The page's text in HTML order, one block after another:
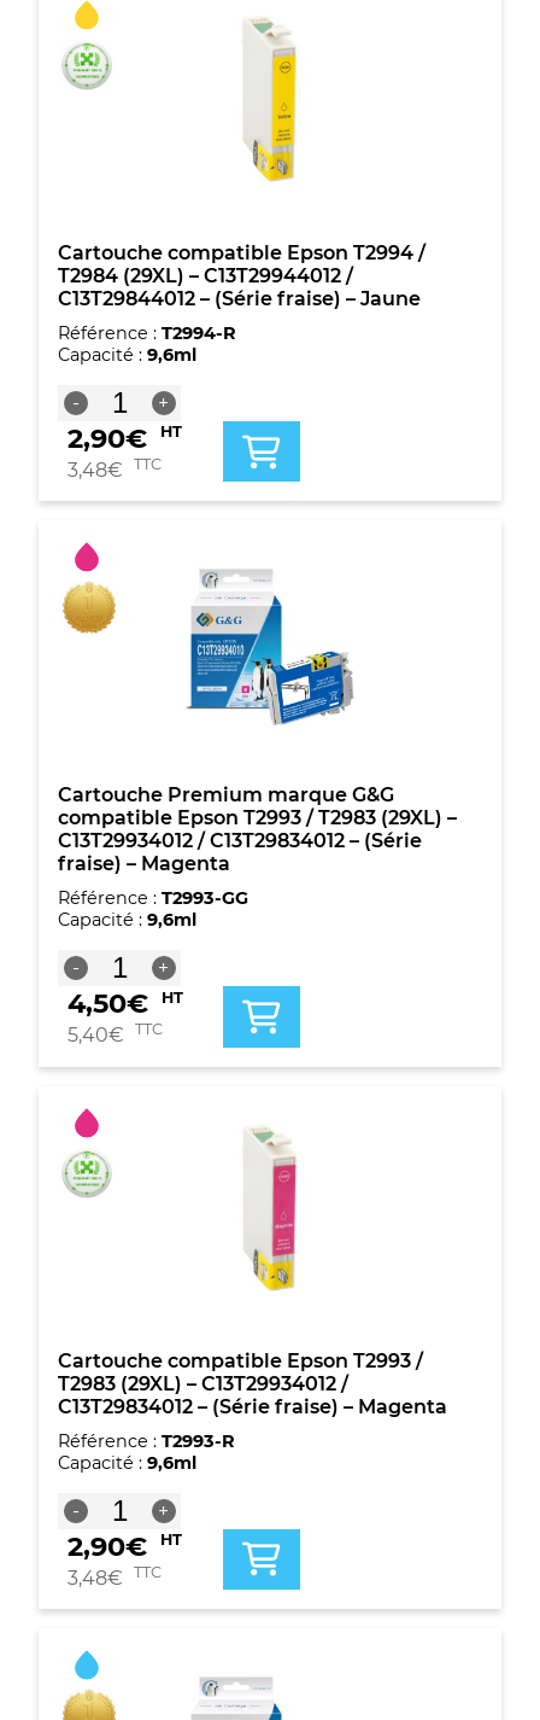
Epson
T2994
/
T2984
(Série
fraise)
-
Jaune
Cartouche compatible Epson T2994 /
T2984 (29XL) – C13T29944012 /
C13T29844012 – (Série fraise) – Jaune
Référence : T2994-R
Capacité : 9,6ml
-
quantité
de
Cartouche
compatible
T2994
T2984
(29XL)
-
C13T29944012
C13T29844012
Jaune
+
2,90€ HT
3,48€ TTC
Cartouche Premium marque G&G
compatible Epson T2993 / T2983 (29XL) –
C13T29934012 / C13T29834012 – (Série
fraise) – Magenta
Référence : T2993-GG
Capacité : 9,6ml
-
quantité
de
Cartouche
Premium
G&G
Epson
T2993
/
T2983
(Série
fraise)
-
Magenta
+
4,50€ HT
5,40€ TTC
Cartouche compatible Epson T2993 /
T2983 (29XL) – C13T29934012 /
C13T29834012 – (Série fraise) – Magenta
Référence : T2993-R
Capacité : 9,6ml
-
quantité
de
Cartouche
compatible
T2993
T2983
(29XL)
-
+
2,90€ HT
3,48€ TTC